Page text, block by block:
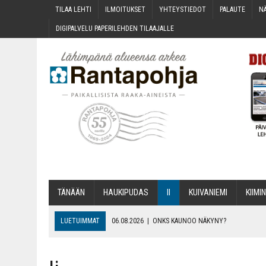
TILAA LEH­TI ILMOI­TUK­SET YHTEYS­TIE­DOT PALAU­TE
DIGI­PAL­VE­LU PAPE­RI­LEH­DEN TILAAJALLE
TÄNÄÄN HAU­KI­PU­DAS KUI­VA­NIE­MI
LUETUIMMAT 06.08.2026 | ONKS KAU­NOO NÄKYNY?